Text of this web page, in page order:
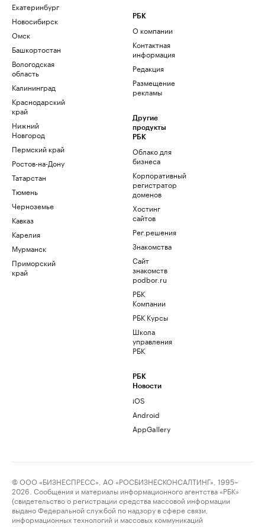
Екатеринбург
Новосибирск
Омск
Башкортостан
Вологодская
область
Калининград
Краснодарский
край
Нижний
Новгород
Пермский край
Ростов-на-Дону
Татарстан
Тюмень
Черноземье
Кавказ
Карелия
Мурманск
Приморский
край
РБК
О компании
Контактная
информация
Редакция
Размещение
рекламы
Другие
продукты
РБК
Облако для
бизнеса
Корпоративный
регистратор
доменов
Хостинг
сайтов
Рег.решения
Знакомства
Сайт
знакомств
podbor.ru
РБК
Компании
РБК Курсы
Школа
управления
РБК
РБК
Новости
iOS
Android
AppGallery
© ООО «БИЗНЕСПРЕСС», АО «РОСБИЗНЕСКОНСАЛТИНГ», 1995–
2026. Сообщения и материалы информационного агентства «РБК»
(свидетельство о регистрации средства массовой информации
выдано Федеральной службой по надзору в сфере связи,
информационных технологий и массовых коммуникаций